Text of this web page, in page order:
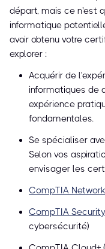
départ, mais ce n'est
informatique
avoir obtenu votre
explorer :
Acquérir de
informatiques de
expérience
fondamentales.
Se spécialiser
Selon vos
envisager les
CompTIA
CompTIA
cybersécurité)